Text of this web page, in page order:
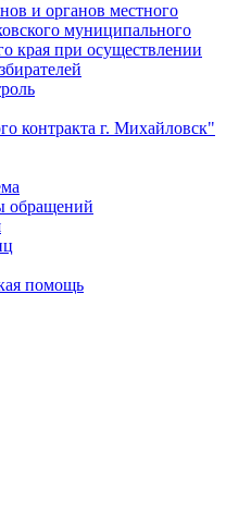
и органов местного
муниципального
края при осуществлении
контракта г. Михайловск"
обращений
помощь